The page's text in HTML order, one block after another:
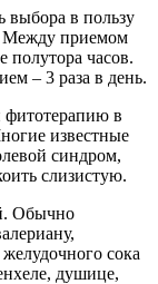
выбора в пользу
Между приемом
часов.
– 3 раза в день.
фитотерапию в
известные
синдром,
слизистую.
Обычно
сока
душице,